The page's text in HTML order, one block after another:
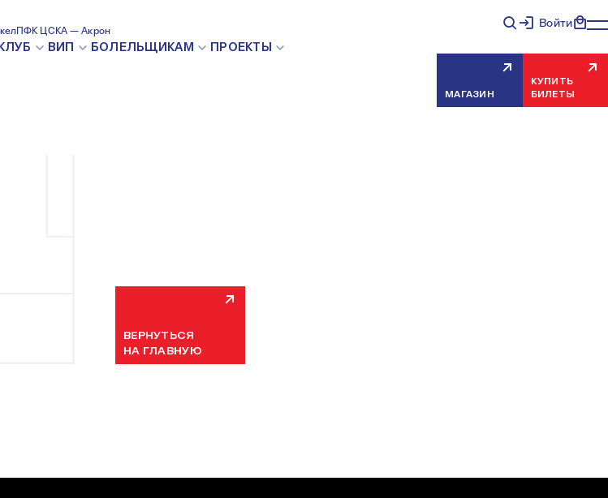
ПФК ЦСКА — Акрон
ВИП БОЛЕЛЬЩИКАМ ПРОЕКТЫ
Войти
МАГАЗИН
КУПИТЬ
БИЛЕТЫ
ВНУТРЕННЯЯ ОШИБКА СЕРВЕРА
Мы уже устраняем неисправность, попробуйте обновить страницу через
ВЕРНУТЬСЯ
НА ГЛАВНУЮ